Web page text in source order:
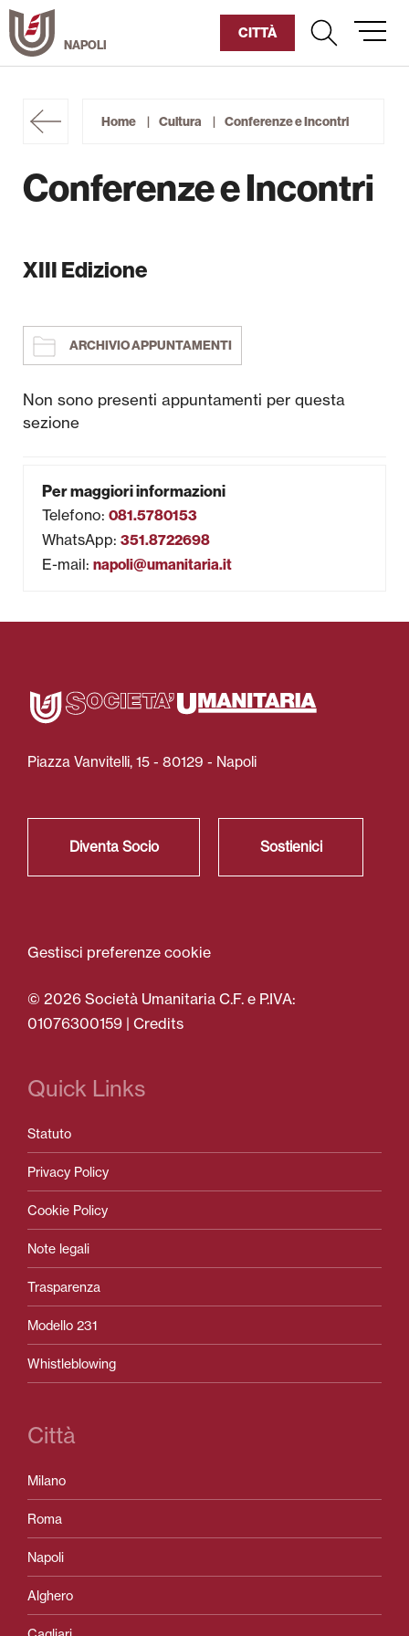
Vai
al
contenuto
CITTÀ
Home Cultura Conferenze e Incontri
Conferenze e Incontri
Per maggiori informazioni
Telefono: 081.5780153
WhatsApp: 351.8722698
E-mail: napoli@umanitaria.it
XIII Edizione
ARCHIVIO APPUNTAMENTI
Non sono presenti appuntamenti per questa
sezione
Piazza Vanvitelli, 15 - 80129 - Napoli
Diventa Socio Sostienici
Gestisci preferenze cookie
© 2026 Società Umanitaria C.F. e P.IVA:
01076300159 | Credits
Quick Links
Statuto
Privacy Policy
Cookie Policy
Note legali
Trasparenza
Modello 231
Whistleblowing
Città
Milano
Roma
Napoli
Alghero
Sostienici
Cultura
Attività per le scuole
Area Stampa
Newsletter